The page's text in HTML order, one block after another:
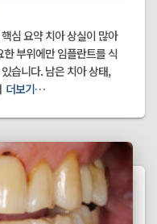
심 요약 치아 상실이 많아
부위에만 임플란트를 식
습니다. 남은 치아 상태,
더보기…